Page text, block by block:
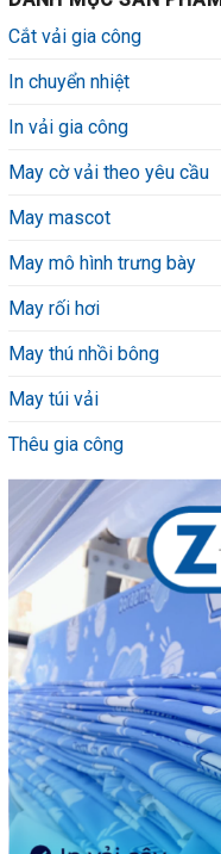
Cắt vải gia công
In chuyển nhiệt
In vải gia công
May cờ vải theo yêu cầu
May mascot
May mô hình trưng bày
May rối hơi
May thú nhồi bông
May túi vải
Thêu gia công